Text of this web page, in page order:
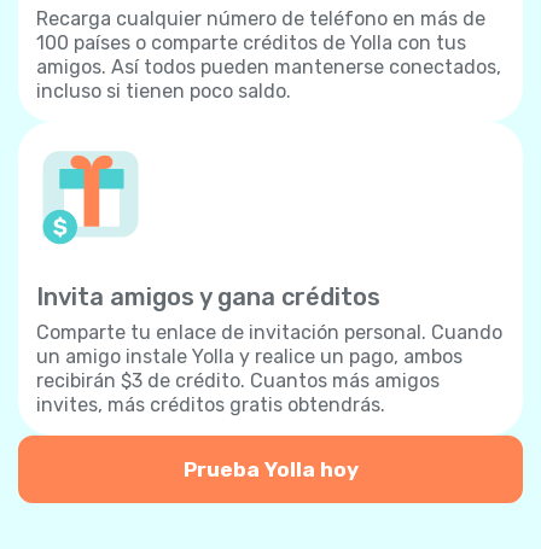
Recarga cualquier número de teléfono en más de
100 países o comparte créditos de Yolla con tus
amigos. Así todos pueden mantenerse conectados,
incluso si tienen poco saldo.
Invita amigos y gana créditos
Comparte tu enlace de invitación personal. Cuando
un amigo instale Yolla y realice un pago, ambos
recibirán $3 de crédito. Cuantos más amigos
invites, más créditos gratis obtendrás.
Prueba Yolla hoy